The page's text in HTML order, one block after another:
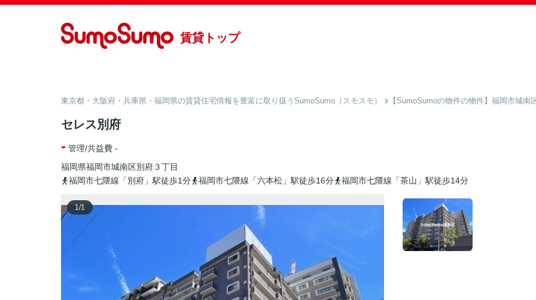
賃貸トップ
東京都・大阪府・兵庫県・福岡県の賃貸住宅情報を豊富に取り扱うSumoSumo（スモスモ） 【SumoSumoの物件の物件】福岡市城南
セレス別府
- 管理/共益費 -
福岡県福岡市城南区別府３丁目
福岡市七隈線「別府」駅徒歩1分
福岡市七隈線「六本松」駅徒歩16分 福岡市七隈線「茶山」駅徒歩14分
1/1